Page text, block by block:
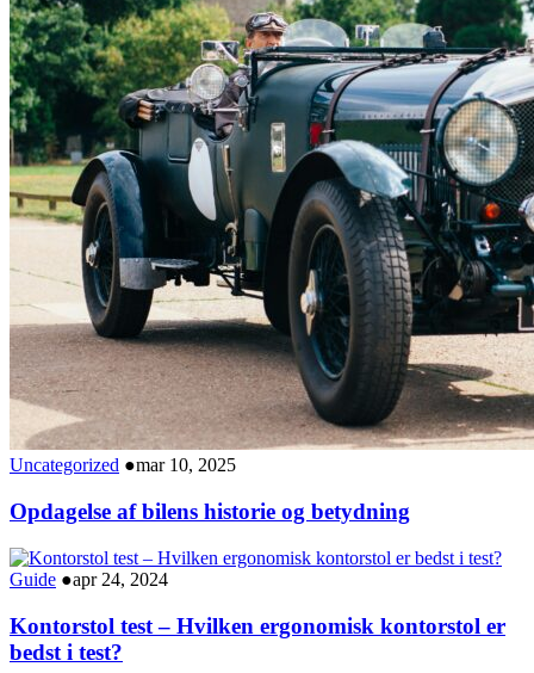
Uncategorized ●mar 10, 2025
Opdagelse af bilens historie og betydning
Guide ●apr 24, 2024
Kontorstol test – Hvilken ergonomisk kontorstol er
bedst i test?